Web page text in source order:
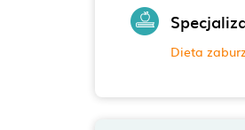
Dieta